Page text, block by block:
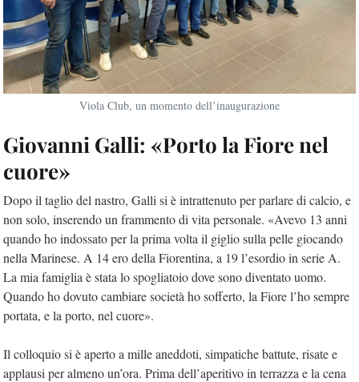
Viola Club, un momento dell’inaugurazione
Giovanni Galli: «Porto la Fiore nel
cuore»
Dopo il taglio del nastro, Galli si è intrattenuto per parlare di calcio, e
non solo, inserendo un frammento di vita personale. «Avevo 13 anni
quando ho indossato per la prima volta il giglio sulla pelle giocando
nella Marinese. A 14 ero della Fiorentina, a 19 l’esordio in serie A.
La mia famiglia è stata lo spogliatoio dove sono diventato uomo.
Quando ho dovuto cambiare società ho sofferto, la Fiore l’ho sempre
portata, e la porto, nel cuore».
Il colloquio si è aperto a mille aneddoti, simpatiche battute, risate e
applausi per almeno un’ora. Prima dell’aperitivo in terrazza e la cena